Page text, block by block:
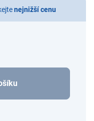
nejnižší cenu